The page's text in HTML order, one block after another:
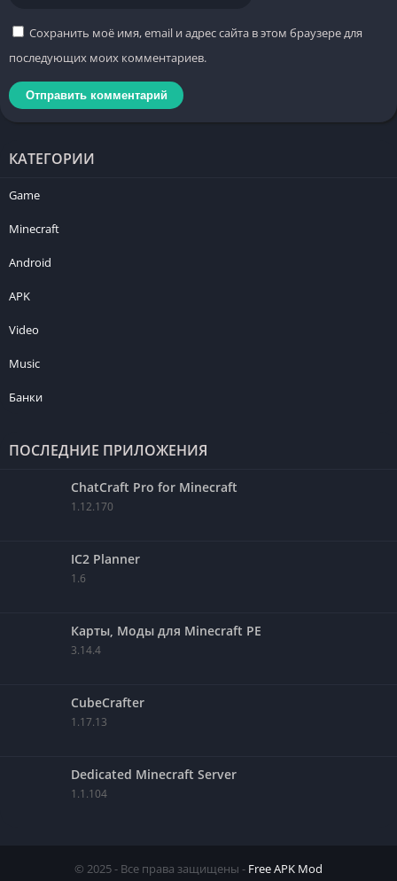
Сохранить моё имя, email и адрес сайта в этом браузере для
последующих моих комментариев.
КАТЕГОРИИ
Game
Minecraft
Android
APK
Video
Music
Банки
ПОСЛЕДНИЕ ПРИЛОЖЕНИЯ
ChatCraft Pro for Minecraft
1.12.170
IC2 Planner
1.6
Карты, Моды для Minecraft PE
3.14.4
CubeCrafter
1.17.13
Dedicated Minecraft Server
1.1.104
© 2025 - Все права защищены - Free APK Mod